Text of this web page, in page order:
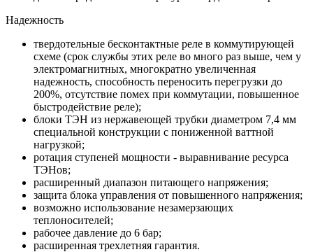
Надежность
твердотельные бесконтактные реле в коммутирующей
схеме (срок службы этих реле во много раз выше, чем у
электромагнитных, многократно увеличенная
надежность, способность переносить перегрузки до
200%, отсутствие помех при коммутации, повышенное
быстродействие реле);
блоки ТЭН из нержавеющей трубки диаметром 7,4 мм
специальной конструкции с пониженной ваттной
нагрузкой;
ротация ступеней мощности - выравнивание ресурса
ТЭНов;
расширенный диапазон питающего напряжения;
защита блока управления от повышенного напряжения;
возможно использование незамерзающих
теплоносителей;
рабочее давление до 6 бар;
расширенная трехлетняя гарантия.